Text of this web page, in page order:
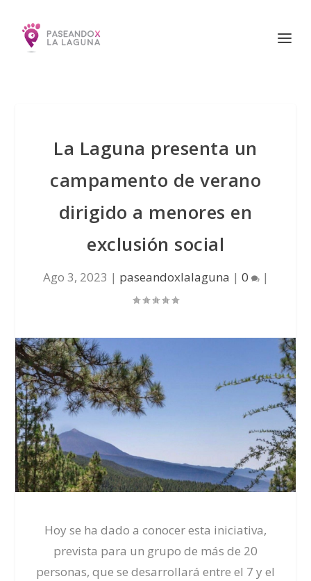
La Laguna presenta un
campamento de verano
dirigido a menores en
exclusión social
Ago 3, 2023 | paseandoxlalaguna | 0 |
Hoy se ha dado a conocer esta iniciativa,
prevista para un grupo de más de 20
personas, que se desarrollará entre el 7 y el